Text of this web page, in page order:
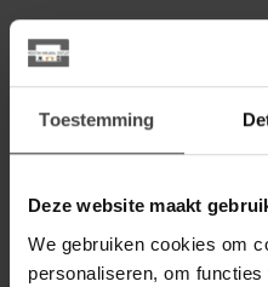
Toestemming
Deze website maakt
We gebruiken cookies om
personaliseren, om
Naturel - Elite -
onderstel
Op voorraad
Label51
Clay - Elite -